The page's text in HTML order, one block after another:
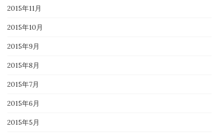
2015年11月
2015年10月
2015年9月
2015年8月
2015年7月
2015年6月
2015年5月